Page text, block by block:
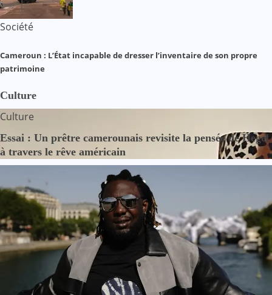
Société
Cameroun : L’État incapable de dresser l’inventaire de son propre
patrimoine
Culture
Culture
Essai : Un prêtre camerounais revisite la pensée de Hegel
à travers le rêve américain